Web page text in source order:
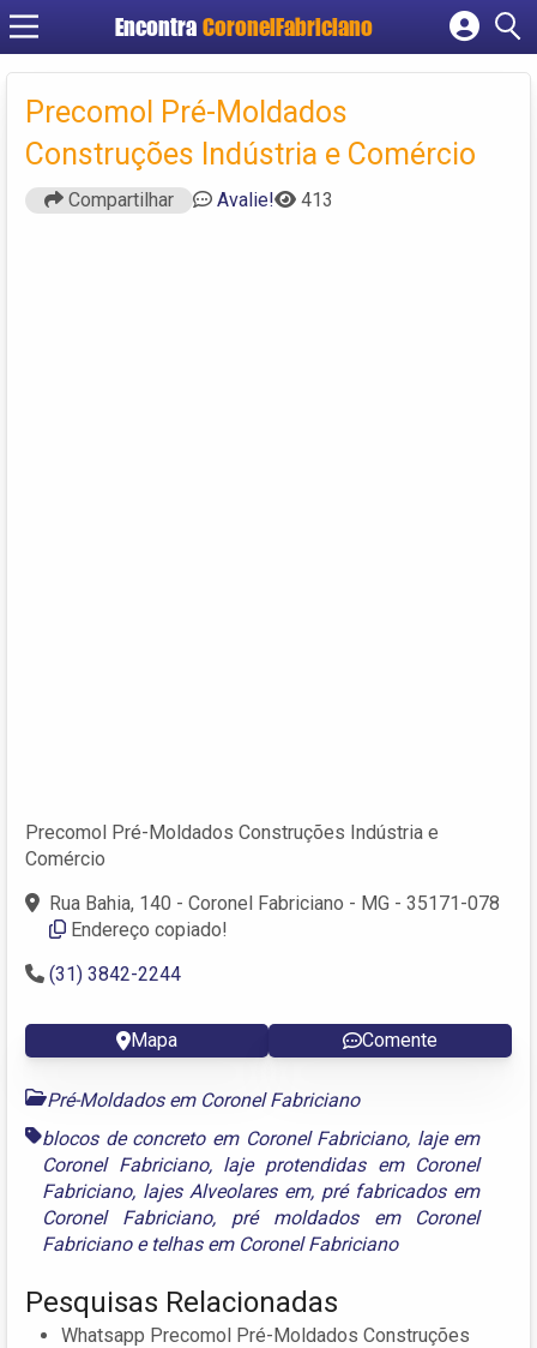
Encontra CoronelFabriciano
Cadastrar empresa
Criar conta
Precomol Pré-Moldados
Construções Indústria e Comércio
Compartilhar Avalie! 413
Precomol Pré-Moldados Construções Indústria e
Comércio
Rua Bahia, 140 - Coronel Fabriciano - MG - 35171-078
Endereço copiado!
(31) 3842-2244
Mapa Comente
Pré-Moldados em Coronel Fabriciano
blocos de concreto em Coronel Fabriciano, laje em
Coronel Fabriciano, laje protendidas em Coronel
Fabriciano, lajes Alveolares em, pré fabricados em
Coronel Fabriciano, pré moldados em Coronel
Fabricianoe telhas em Coronel Fabriciano
Pesquisas Relacionadas
Whatsapp Precomol Pré-Moldados Construções